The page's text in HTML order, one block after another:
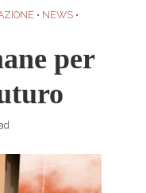
• NEWS •
per